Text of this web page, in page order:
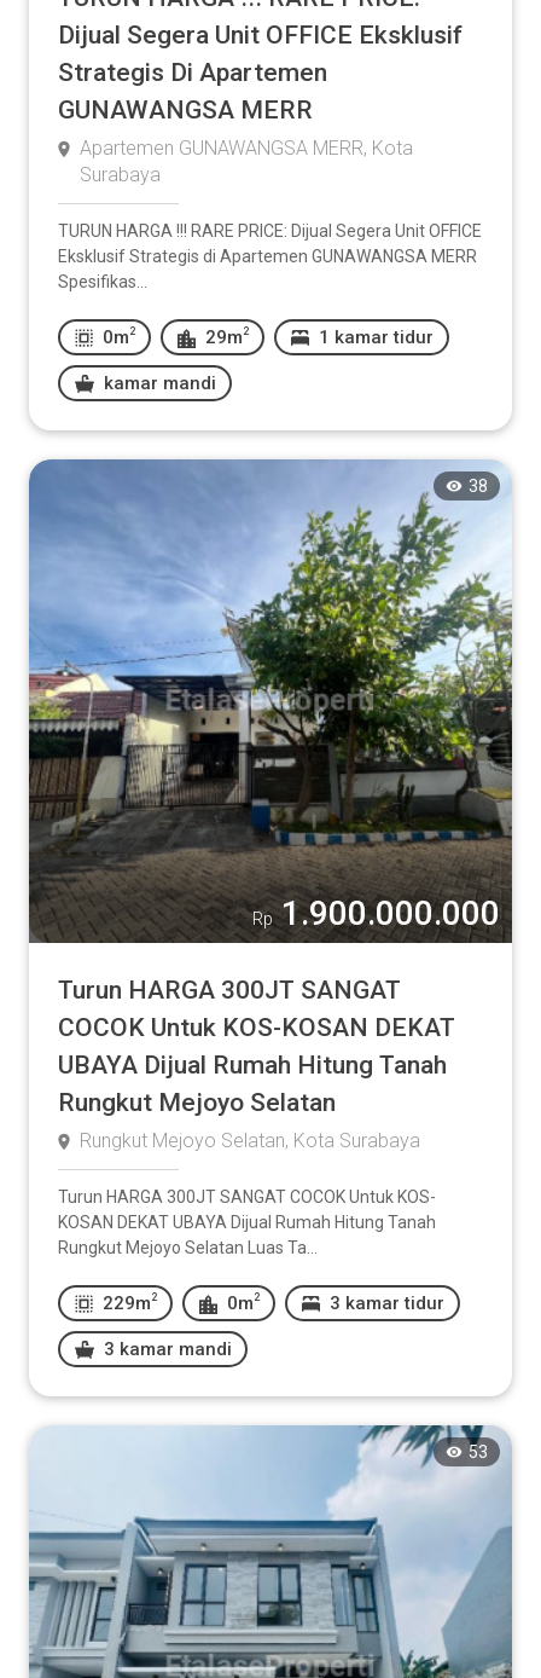
Dijual Segera Unit OFFICE Eksklusif
Strategis Di Apartemen
GUNAWANGSA MERR
Apartemen GUNAWANGSA MERR, Kota
Surabaya
TURUN HARGA !!! RARE PRICE: Dijual Segera Unit OFFICE
Eksklusif Strategis di Apartemen GUNAWANGSA MERR
Spesifikas...
0m 2 29m 2 1 kamar tidur
kamar mandi
38
Rp 1.900.000.000
Turun HARGA 300JT SANGAT
COCOK Untuk KOS-KOSAN DEKAT
UBAYA Dijual Rumah Hitung Tanah
Rungkut Mejoyo Selatan
Rungkut Mejoyo Selatan, Kota Surabaya
Turun HARGA 300JT SANGAT COCOK Untuk KOS-
KOSAN DEKAT UBAYA Dijual Rumah Hitung Tanah
Rungkut Mejoyo Selatan Luas Ta...
229m 2 0m 2 3 kamar tidur
3 kamar mandi
53